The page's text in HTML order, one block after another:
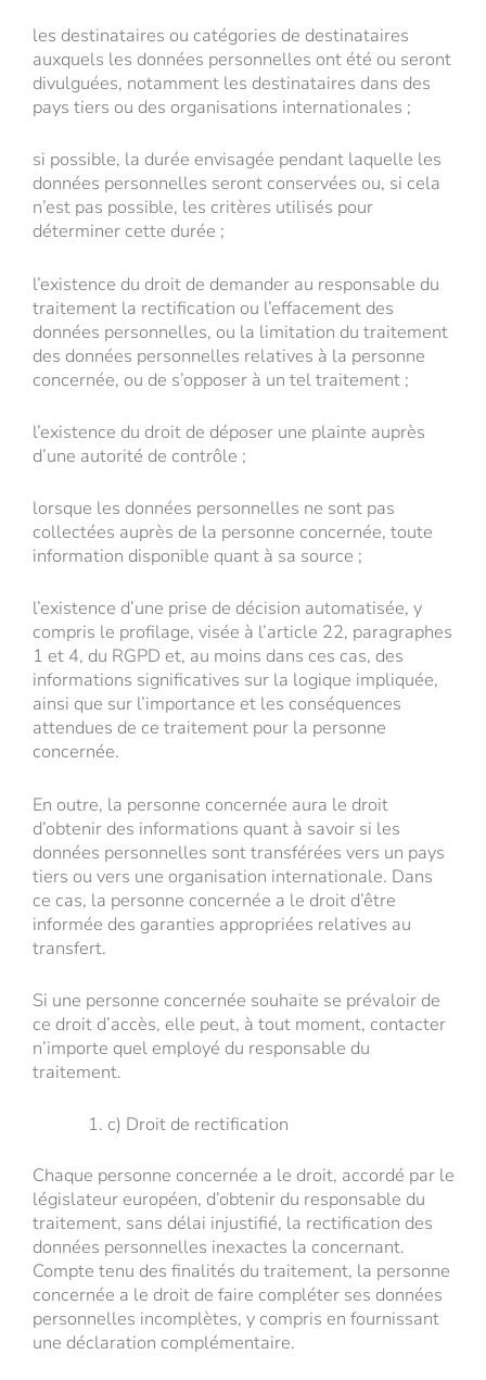
les destinataires ou catégories de destinataires
auxquels les données personnelles ont été ou seront
divulguées, notamment les destinataires dans des
pays tiers ou des organisations internationales ;
si possible, la durée envisagée pendant laquelle les
données personnelles seront conservées ou, si cela
n’est pas possible, les critères utilisés pour
déterminer cette durée ;
l’existence du droit de demander au responsable du
traitement la rectification ou l’effacement des
données personnelles, ou la limitation du traitement
des données personnelles relatives à la personne
concernée, ou de s’opposer à un tel traitement ;
l’existence du droit de déposer une plainte auprès
d’une autorité de contrôle ;
lorsque les données personnelles ne sont pas
collectées auprès de la personne concernée, toute
information disponible quant à sa source ;
l’existence d’une prise de décision automatisée, y
compris le profilage, visée à l’article 22, paragraphes
1 et 4, du RGPD et, au moins dans ces cas, des
informations significatives sur la logique impliquée,
ainsi que sur l’importance et les conséquences
attendues de ce traitement pour la personne
concernée.
En outre, la personne concernée aura le droit
d’obtenir des informations quant à savoir si les
données personnelles sont transférées vers un pays
tiers ou vers une organisation internationale. Dans
ce cas, la personne concernée a le droit d’être
informée des garanties appropriées relatives au
transfert.
Si une personne concernée souhaite se prévaloir de
ce droit d’accès, elle peut, à tout moment, contacter
n’importe quel employé du responsable du
traitement.
c) Droit de rectification
Chaque personne concernée a le droit, accordé par le
législateur européen, d’obtenir du responsable du
traitement, sans délai injustifié, la rectification des
données personnelles inexactes la concernant.
Compte tenu des finalités du traitement, la personne
concernée a le droit de faire compléter ses données
personnelles incomplètes, y compris en fournissant
une déclaration complémentaire.